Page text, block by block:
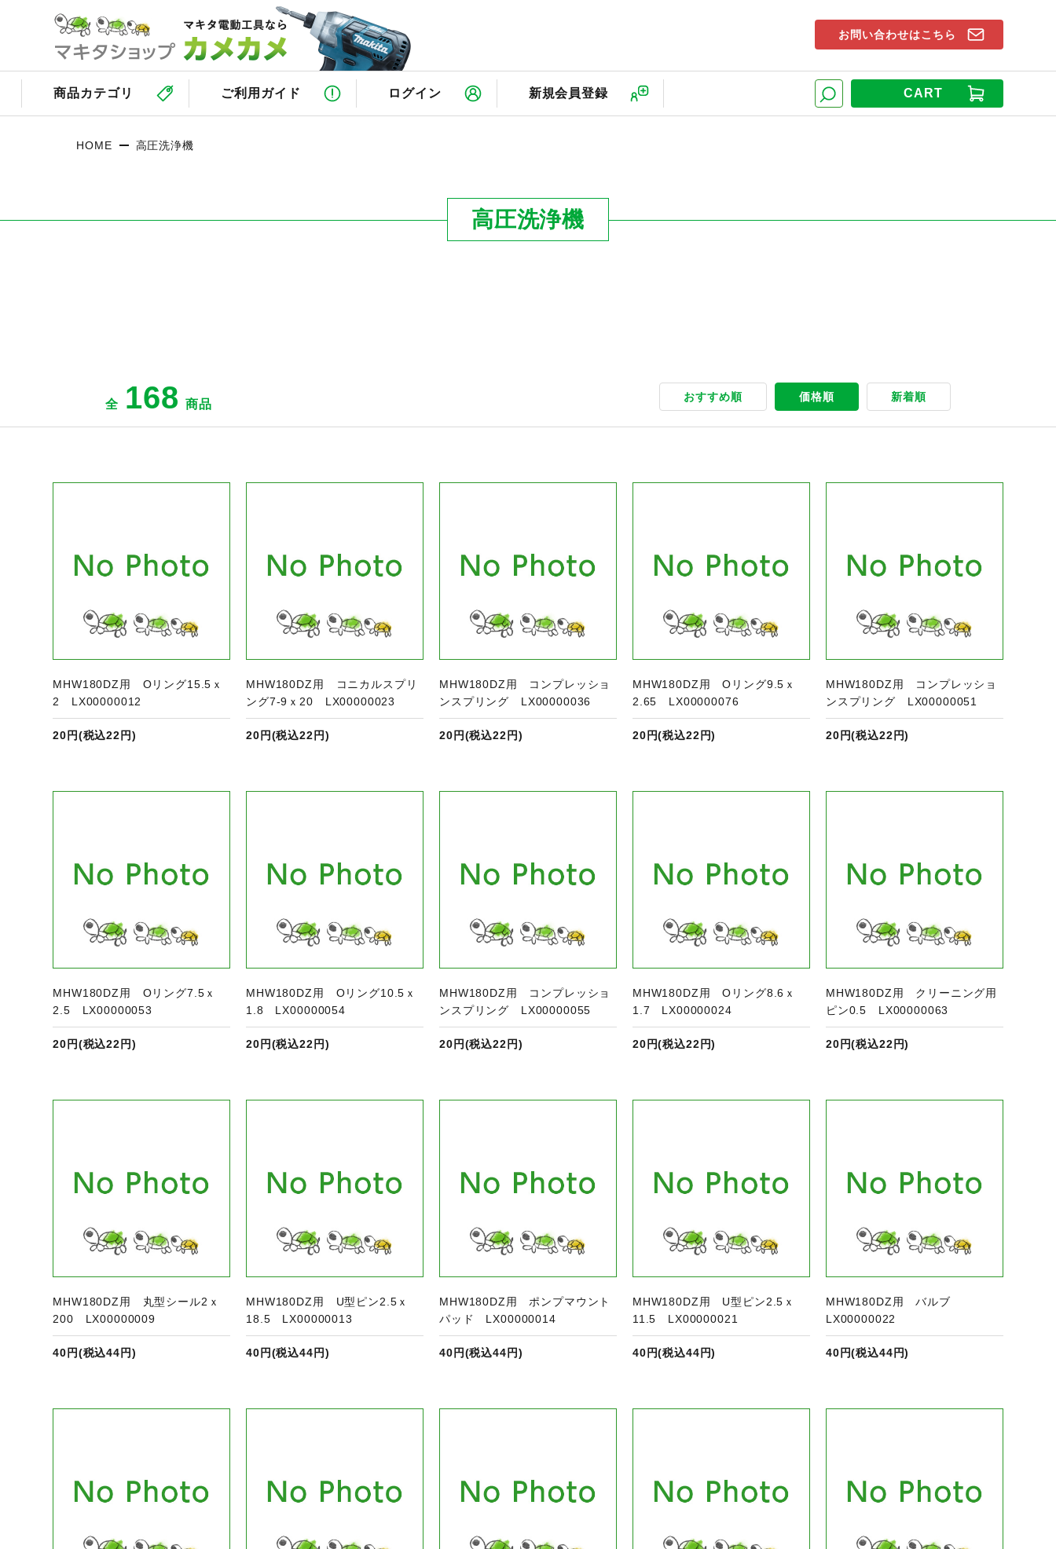
CART
商品カテゴリ ご利用ガイド ログイン 新規会員登録
お問い合わせはこちら
HOME 高圧洗浄機
高圧洗浄機
全 168 商品
おすすめ順 価格順 新着順
MHW180DZ用 Oリング15.5ｘ
2 LX00000012
20円(税込22円)
MHW180DZ用 コニカルスプリ
ング7-9ｘ20 LX00000023
20円(税込22円)
MHW180DZ用 コンプレッショ
ンスプリング LX00000036
20円(税込22円)
MHW180DZ用 Oリング9.5ｘ
2.65 LX00000076
20円(税込22円)
MHW180DZ用 コンプレッショ
ンスプリング LX00000051
20円(税込22円)
MHW180DZ用 Oリング7.5ｘ
2.5 LX00000053
20円(税込22円)
MHW180DZ用 Oリング10.5ｘ
1.8 LX00000054
20円(税込22円)
MHW180DZ用 コンプレッショ
ンスプリング LX00000055
20円(税込22円)
MHW180DZ用 Oリング8.6ｘ
1.7 LX00000024
20円(税込22円)
MHW180DZ用 クリーニング用
ピン0.5 LX00000063
20円(税込22円)
MHW180DZ用 丸型シール2ｘ
200 LX00000009
40円(税込44円)
MHW180DZ用 U型ピン2.5ｘ
18.5 LX00000013
40円(税込44円)
MHW180DZ用 ポンプマウント
パッド LX00000014
40円(税込44円)
MHW180DZ用 U型ピン2.5ｘ
11.5 LX00000021
40円(税込44円)
MHW180DZ用 バルブ
LX00000022
40円(税込44円)